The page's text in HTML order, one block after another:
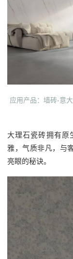
应用产品：墙砖-意
大理石瓷砖拥有原
雅，气质非凡，与
亮眼的秘诀。